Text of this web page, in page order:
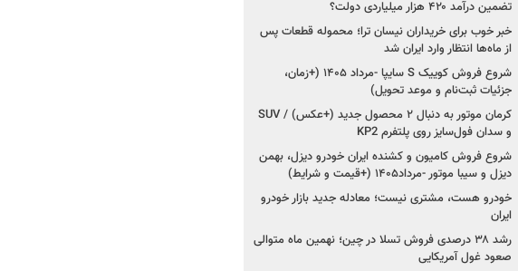
تضمین درآمد ۴۲۰ هزار میلیاردی دولت؟
خبر خوب برای خریداران نیسان ترا؛ محموله قطعات پس
از ماه‌ها انتظار وارد ایران شد
شروع فروش کوییک S سایپا -مرداد ۱۴۰۵ (+زمان،
جزئیات ثبت‌نام و موعد تحویل)
کرمان موتور به دنبال ۲ محصول جدید (+عکس) / SUV
و سدان فول‌سایز روی پلتفرم KP2
شروع فروش کامیون و کشنده ایران خودرو دیزل، بهمن
دیزل و سیبا موتور -مرداد۱۴۰۵ (+قیمت و شرایط)
خودرو هست، مشتری نیست؛ معادله جدید بازار خودرو
ایران
رشد ۳۸ درصدی فروش تسلا در چین؛ نهمین ماه متوالی
صعود غول آمریکایی